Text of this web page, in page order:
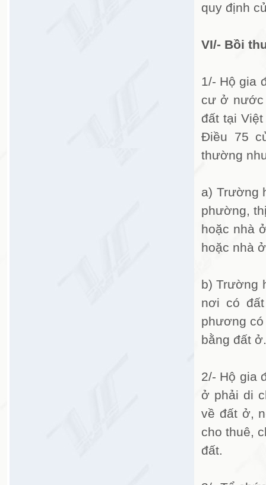
quy định
VI/- Bồi
1/- Hộ gia
cư ở nước
đất tại
Điều 75
thường
a) Trường
phường,
hoặc nhà
hoặc nhà
b) Trường
nơi có
phương
bằng đất ở.
2/- Hộ gia
ở phải di
về đất ở,
cho thuê,
đất.